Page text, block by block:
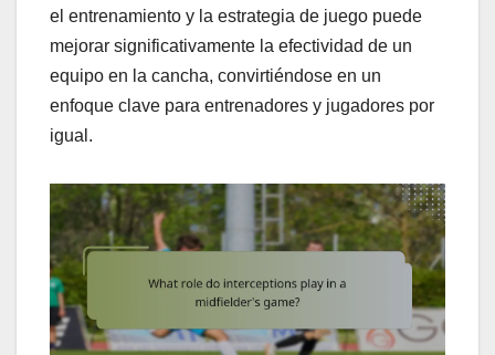
el entrenamiento y la estrategia de juego puede
mejorar significativamente la efectividad de un
equipo en la cancha, convirtiéndose en un
enfoque clave para entrenadores y jugadores por
igual.